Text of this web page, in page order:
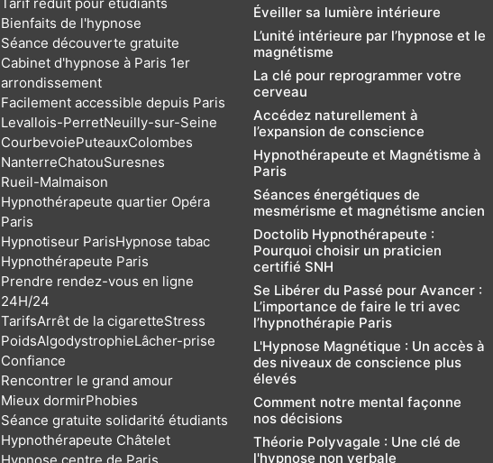
Bienfaits de l'hypnose
Séance découverte gratuite
Cabinet d'hypnose à Paris 1er
arrondissement
Facilement accessible depuis Paris
Levallois-PerretNeuilly-sur-Seine
CourbevoiePuteauxColombes
NanterreChatouSuresnes
Rueil-Malmaison
Hypnothérapeute quartier Opéra
Paris
Hypnotiseur ParisHypnose tabac
Hypnothérapeute Paris
Prendre rendez-vous en ligne
24H/24
TarifsArrêt de la cigaretteStress
PoidsAlgodystrophieLâcher-prise
Confiance
Rencontrer le grand amour
Mieux dormirPhobies
Séance gratuite solidarité étudiants
Hypnothérapeute Châtelet
Éveiller sa lumière intérieure
L’unité intérieure par l’hypnose et le
magnétisme
La clé pour reprogrammer votre
cerveau
Accédez naturellement à
l’expansion de conscience
Hypnothérapeute et Magnétisme à
Paris
Séances énergétiques de
mesmérisme et magnétisme ancien
Doctolib Hypnothérapeute :
Pourquoi choisir un praticien
certifié SNH
Se Libérer du Passé pour Avancer :
L’importance de faire le tri avec
l’hypnothérapie Paris
L'Hypnose Magnétique : Un accès à
des niveaux de conscience plus
élevés
Comment notre mental façonne
nos décisions
Théorie Polyvagale : Une clé de
l'hypnose non verbale